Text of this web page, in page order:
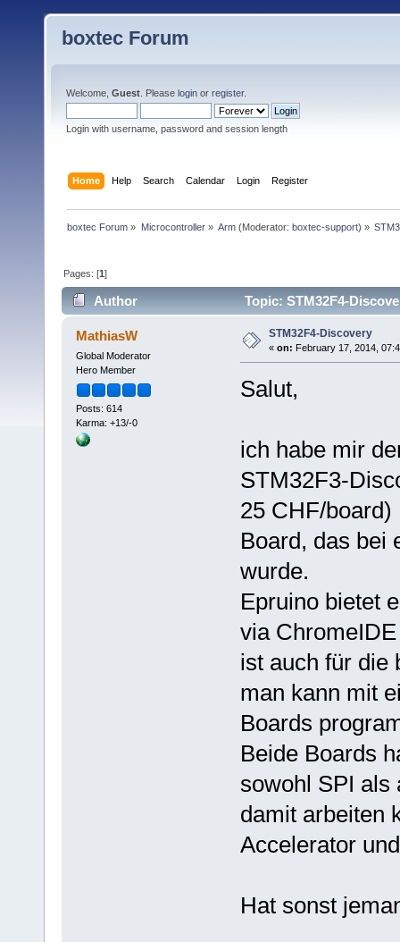
boxtec Forum
Welcome, Guest . Please login or register.
Login with username, password and session length
Home Help Search Calendar Login Register
boxtec Forum » Microcontroller» Arm(Moderator: boxtec-support) »
Pages: [1]
Author Topic: STM32F4-
MathiasW
Global Moderator
Hero Member
Posts: 614
Karma: +13/-0
STM32F4-Discovery
« on: February 17, 2014,
Salut,
ich habe mir
STM32F3-
25 CHF/
Board, das bei
wurde.
Epruino bietet
via
ist auch für die
man kann mit
Boards
Beide Boards
sowohl SPI als
damit arbeiten
Accelerator
Hat sonst